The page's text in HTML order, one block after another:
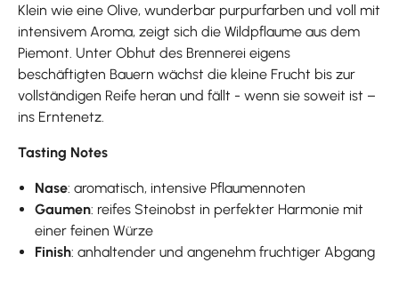
Klein wie eine Olive, wunderbar purpurfarben und voll mit
intensivem Aroma, zeigt sich die Wildpflaume aus dem
Piemont. Unter Obhut des Brennerei eigens
beschäftigten Bauern wächst die kleine Frucht bis zur
vollständigen Reife heran und fällt - wenn sie soweit ist –
ins Erntenetz.
Tasting Notes
Nase: aromatisch, intensive Pflaumennoten
Gaumen: reifes Steinobst in perfekter Harmonie mit
einer feinen Würze
Finish: anhaltender und angenehm fruchtiger Abgang